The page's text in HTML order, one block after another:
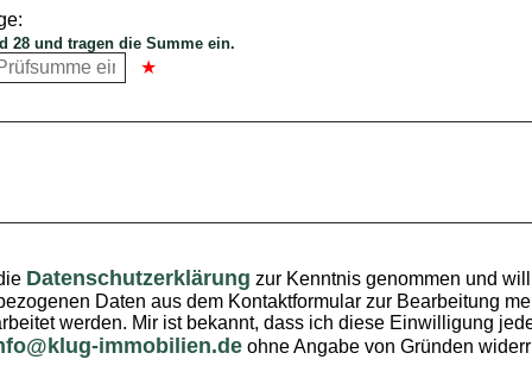
28 und tragen die Summe ein.
Datenschutzerklärung zur Kenntnis genommen und
Daten aus dem Kontaktformular zur Bearbeitung
werden. Mir ist bekannt, dass ich diese Einwilligung
immobilien.deohne Angabe von Gründen